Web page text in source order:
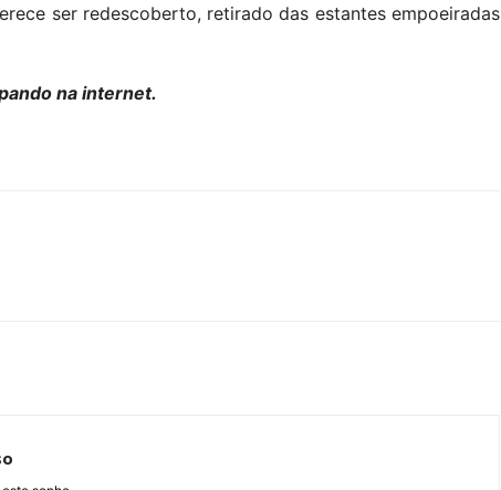
ser redescoberto, retirado das estantes empoeiradas
na internet.